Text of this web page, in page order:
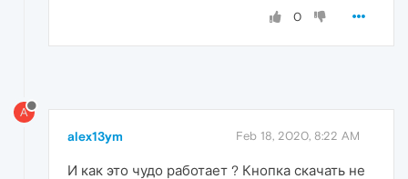
0
A
alex13ym Feb 18, 2020, 8:22 AM
И как это чудо работает ? Кнопка скачать не